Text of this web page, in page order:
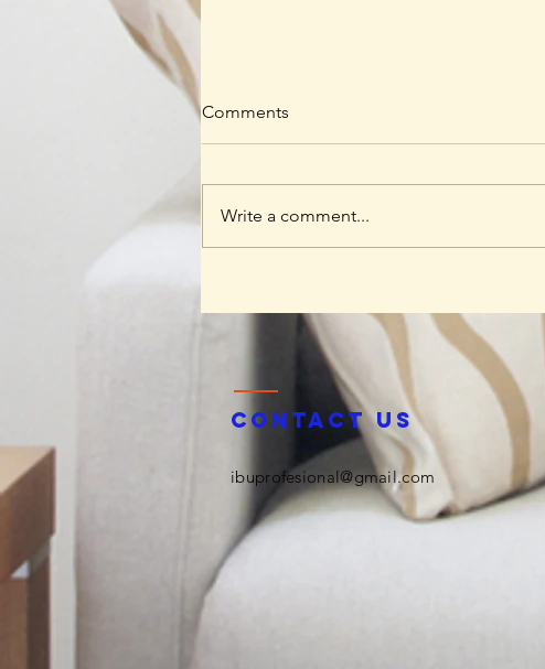
Kecakapan Digital, Bukan
Sekadar Scrolling
Comments
Write a comment...
Contact us
ibuprofesional@gmail.com